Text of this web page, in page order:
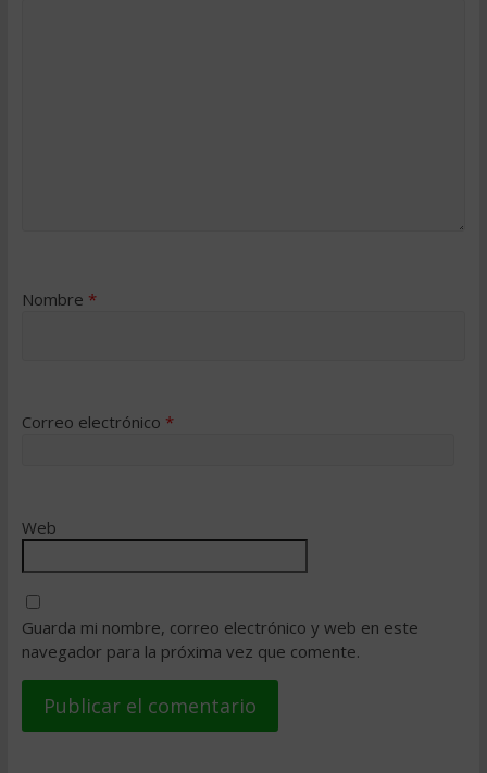
Nombre *
Correo electrónico *
Web
Guarda mi nombre, correo electrónico y web en este
navegador para la próxima vez que comente.